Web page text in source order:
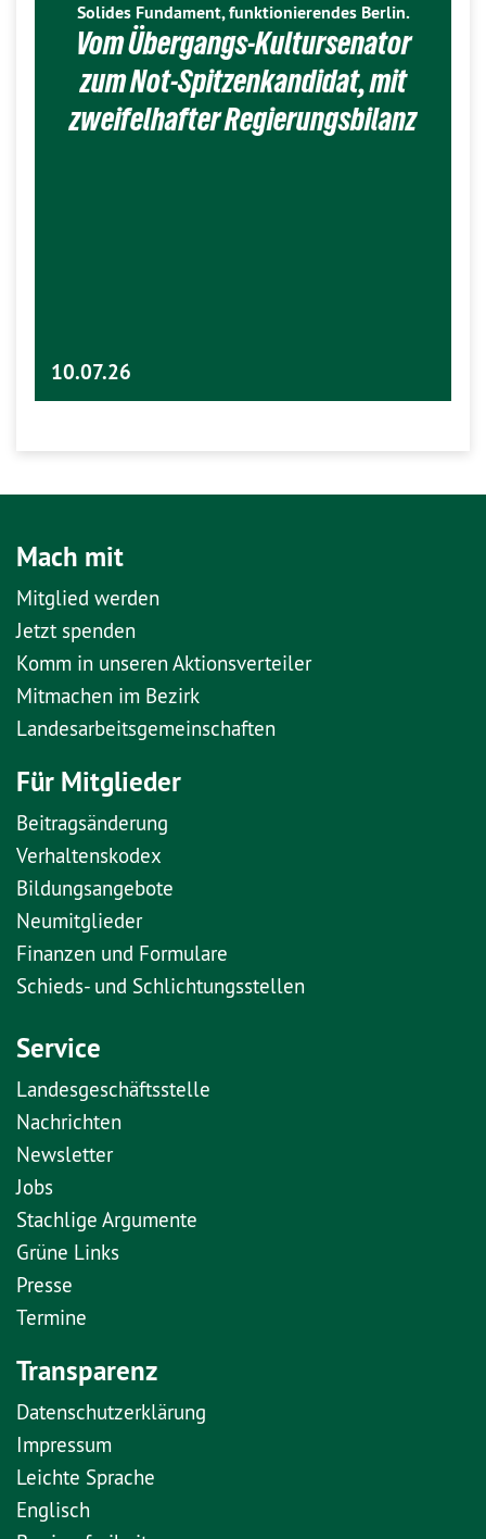
Solides Fundament, funktionierendes Berlin.
Vom Übergangs-Kultursenator
zum Not-Spitzenkandidat, mit
zweifelhafter Regierungsbilanz
10.07.26
Mach mit
Mitglied werden
Jetzt spenden
Komm in unseren Aktionsverteiler
Mitmachen im Bezirk
Landesarbeitsgemeinschaften
Für Mitglieder
Beitragsänderung
Verhaltenskodex
Bildungsangebote
Neumitglieder
Finanzen und Formulare
Schieds- und Schlichtungsstellen
Service
Landesgeschäftsstelle
Nachrichten
Newsletter
Jobs
Stachlige Argumente
Grüne Links
Presse
Termine
Transparenz
Datenschutzerklärung
Impressum
Leichte Sprache
Englisch